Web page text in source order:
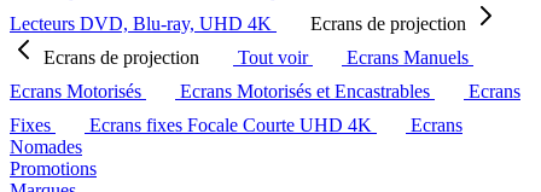
Lecteurs DVD, Blu-ray, UHD 4K
Ecrans de projection
Ecrans de projection
Tout voir
Ecrans Manuels
Ecrans Motorisés
Ecrans Motorisés et Encastrables
Ecrans
Fixes
Ecrans fixes Focale Courte UHD 4K
Ecrans
Nomades
Promotions